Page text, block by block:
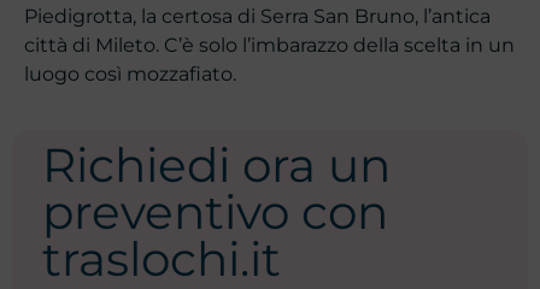
Piedigrotta, la certosa di Serra San Bruno, l’antica
città di Mileto. C’è solo l’imbarazzo della scelta in un
luogo così mozzafiato.
Richiedi ora un
preventivo con
traslochi.it